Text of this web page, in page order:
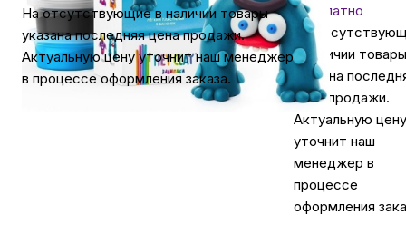
Подарочные сертификаты
Аудио
На отсутствующие в наличии товары
указана последняя цена продажи.
Актуальную цену уточнит наш менеджер
в процессе оформления заказа.
бесплатно
На
в наличии товары
указана
цена продажи.
Актуальную цену
уточнит наш
менеджер в
процессе
оформления